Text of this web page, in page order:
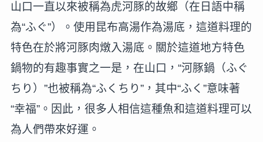
山口一直以來被稱為虎河豚的故鄉（在日語中稱
為“ふぐ”）。使用昆布高湯作為湯底，這道料理的
特色在於將河豚肉燉入湯底。關於這道地方特色
鍋物的有趣事實之一是，在山口，“河豚鍋（ふぐ
ちり）”也被稱為“ふくちり”，其中“ふく”意味著
“幸福”。因此，很多人相信這種魚和這道料理可以
為人們帶來好運。